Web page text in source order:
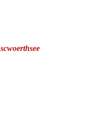
scwoerthsee